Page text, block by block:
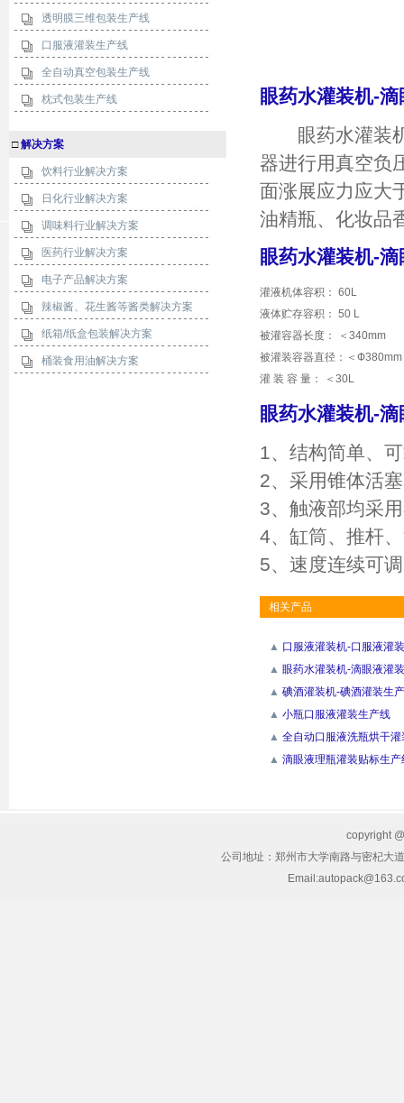
透明膜三维包装生产线
口服液灌装生产线
全自动真空包装生产线
枕式包装生产线
□解决方案
饮料行业解决方案
日化行业解决方案
调味料行业解决方案
医药行业解决方案
电子产品解决方案
辣椒酱、花生酱等酱类解决方案
纸箱/纸盒包装解决方案
桶装食用油解决方案
眼药水灌装机-
眼药水灌装机-
器进行用真空负
面涨展应力应大
油精瓶、化妆品
眼药水灌装机-
灌液机体容积： 60L
液体贮存容积： 50 L
被灌容器长度： ＜340mm
被灌装容器直径：＜Ф380mm
灌 装 容 量： ＜30L
眼药水灌装机-
1、结构简单、
2、采用锥体活
3、触液部均采
4、缸筒、推杆
5、速度连续可
相关产品
▲ 口服液灌装机-口服液灌
▲ 眼药水灌装机-滴眼液灌
▲ 碘酒灌装机-碘酒灌装生
▲ 小瓶口服液灌装生产线
▲ 全自动口服液洗瓶烘干
▲ 滴眼液理瓶灌装贴标生产
copyright
公司地址：郑州市大学南路与密杞